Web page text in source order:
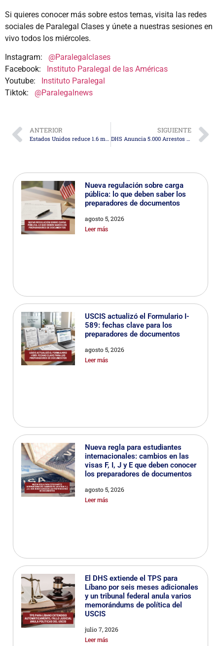
Si quieres conocer más sobre estos temas, visita las redes
sociales de Paralegal Clases y únete a nuestras sesiones en
vivo todos los miércoles.
Instagram: @Paralegalclases
Facebook:
Instituto Paralegal de las Américas
Youtube:
Instituto Paralegal
Tiktok: @Paralegalnews
ANTERIOR
Estados Unidos reduce 1.6 millones de inmigrantes indocumentados en 200 días
SIGUIENTE
DHS Anuncia 5.000 Arrestos de Inmigrantes en Los Ángeles desde junio
Nueva regulación sobre carga
pública: lo que deben saber los
preparadores de documentos
agosto 5, 2026
Leer más
USCIS actualizó el Formulario I-
589: fechas clave para los
preparadores de documentos
agosto 5, 2026
Leer más
Nueva regla para estudiantes
internacionales: cambios en las
visas F, I, J y E que deben conocer
los preparadores de documentos
agosto 5, 2026
Leer más
El DHS extiende el TPS para
Líbano por seis meses adicionales
y un tribunal federal anula varios
memorándums de política del
USCIS
julio 7, 2026
Leer más